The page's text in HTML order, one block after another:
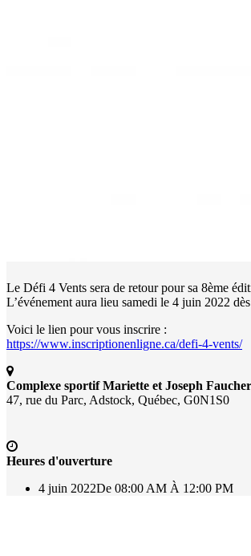
Le Défi 4 Vents sera de retour pour sa 8ème
L’événement aura lieu samedi le 4 juin 2022
Voici le lien pour vous inscrire :
https://www.inscriptionenligne.ca/defi-4-vents/
Complexe sportif Mariette et Joseph Faucher
47, rue du Parc, Adstock, Québec, G0N1S0
Heures d'ouverture
4 juin 2022De 08:00 AM À 12:00 PM